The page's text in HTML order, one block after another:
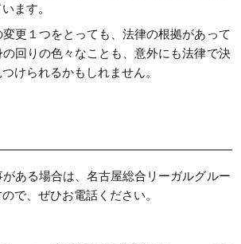
ます。
更１つをとっても、法律の根拠があって
回りの色々なことも、意外にも法律で決
けられるかもしれません。
ある場合は、名古屋総合リーガルグルー
で、ぜひお電話ください。